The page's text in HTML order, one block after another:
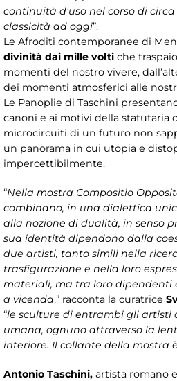
continuità d'uso nel corso di
classicità ad oggi”.
Le Afroditi contemporanee di
divinità dai mille volti che
momenti del nostro vivere,
dei momenti atmosferici alle
Le Panoplie di Taschini
canoni e ai motivi della statutaria
microcircuiti di un futuro non
un panorama in cui utopia e
impercettibilmente.
“Nella mostra Compositio
combinano, in una dialettica
alla nozione di dualità, in senso
sua identità dipendono dalla
due artisti, tanto simili nella
trasfigurazione e nella loro
materiali, ma tra loro dipendenti
a vicenda,” racconta la curatrice
“le sculture di entrambi gli artisti
umana, ognuno attraverso la
interiore. Il collante della mostra
Antonio Taschini, artista romano